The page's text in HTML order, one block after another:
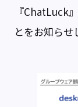
『ChatLuck
とをお知らせ